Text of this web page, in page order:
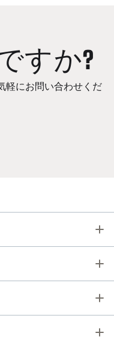
すか?
軽にお問い合わせくだ